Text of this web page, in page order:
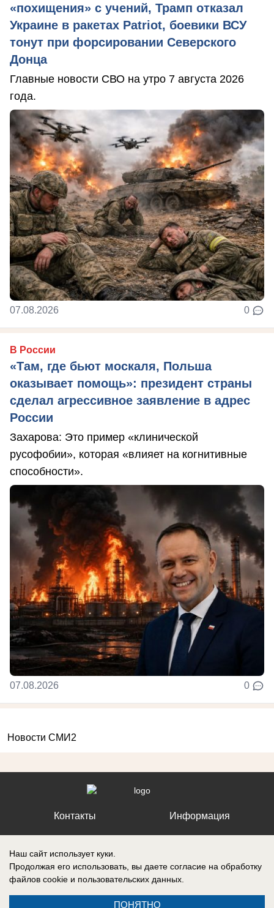
«похищения» с учений, Трамп отказал
Украине в ракетах Patriot, боевики ВСУ
тонут при форсировании Северского
Донца
Главные новости СВО на утро 7 августа 2026
года.
07.08.2026 0
В России
«Там, где бьют москаля, Польша
оказывает помощь»: президент страны
сделал агрессивное заявление в адрес
России
Захарова: Это пример «клинической
русофобии», которая «влияет на когнитивные
способности».
07.08.2026 0
Новости СМИ2
Контакты Информация
Регистрационный номер №: ЭЛ № ФС 77 – 87210, выдано
Наш сайт использует куки.
Продолжая его использовать, вы даете согласие на обработку
файлов cookie и пользовательских данных.
ПОНЯТНО